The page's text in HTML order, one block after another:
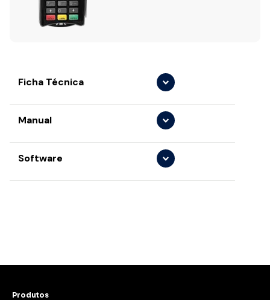
Ficha Técnica
PPC930 Download
Manual
Download
Software
Produtos